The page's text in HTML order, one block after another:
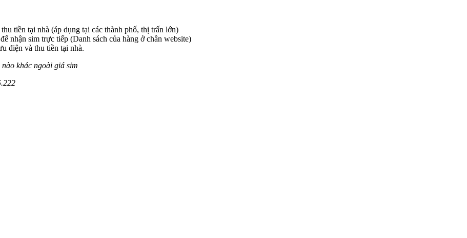
tiền tại nhà (áp dụng tại các thành phố, thị trấn lớn)
để nhận sim trực tiếp (Danh sách của hàng ở chân website)
điện và thu tiền tại nhà.
khác ngoài giá sim